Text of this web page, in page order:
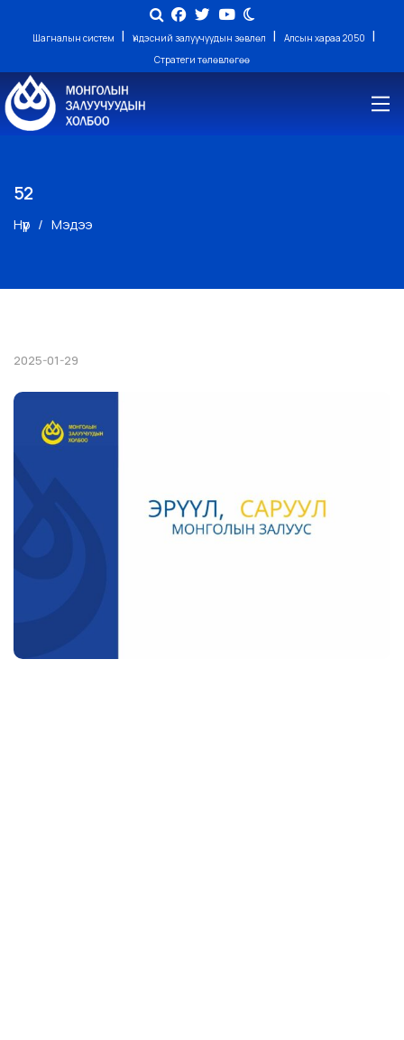
Шагналын систем | Үндэсний залуучуудын зөвлөл | Алсын хараа 2050 |
Стратеги төлөвлөгөө
52
Нүүр Мэдээ
2025-01-29